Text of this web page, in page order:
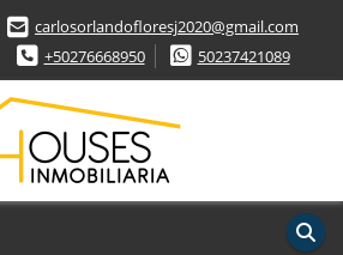
carlosorlandofloresj2020@gmail.com
+50276668950
50237421089